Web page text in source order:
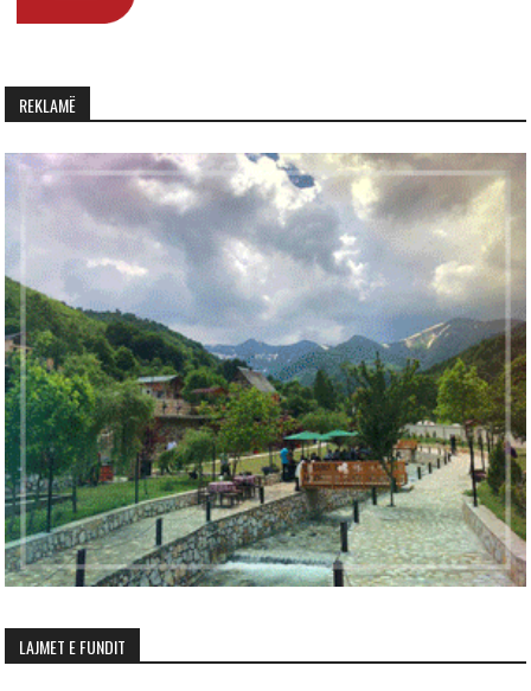
REKLAMË
LAJMET E FUNDIT